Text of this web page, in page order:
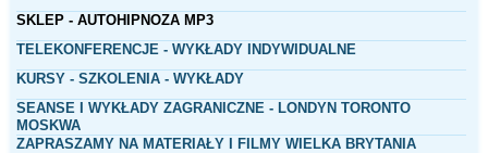
SKLEP - AUTOHIPNOZA MP3
TELEKONFERENCJE - WYKŁADY INDYWIDUALNE
KURSY - SZKOLENIA - WYKŁADY
SEANSE I WYKŁADY ZAGRANICZNE - LONDYN TORONTO
MOSKWA
ZAPRASZAMY NA MATERIAŁY I FILMY WIELKA BRYTANIA